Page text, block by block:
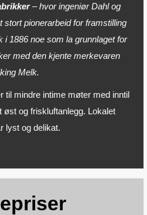
– hvor ingeniør Dahl og
stort pionerarbeid for framstilling
i 1886 noe som la grunnlaget for
med den kjente merkevaren
Melk.
til mindre intime møter med inntil
øst og friskluftanlegg. Lokalet
lyst og delikat.